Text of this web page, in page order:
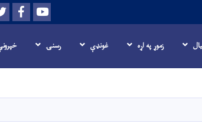
Youtube
زموړ په اړه غونډې رسنۍ